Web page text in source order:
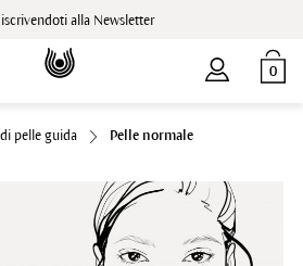
alla Newsletter
0
pelle guida Pelle normale